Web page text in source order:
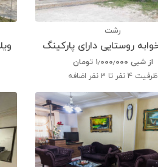
رشت
از شبی ۱٫۰۰۰٫۰۰۰ تومان
ظرفیت 4 نفر تا 3 نفر اضافه
ویلا 2 خوابه روستایی